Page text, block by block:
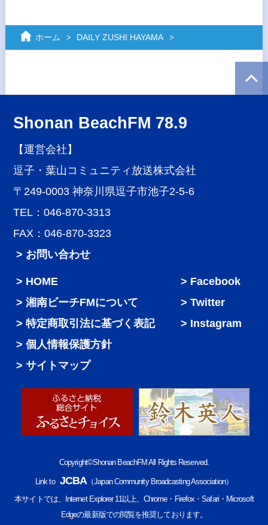
ホーム DAILY ZUSHI HAYAMA
Shonan BeachFM 78.9
【運営会社】
逗子・葉山コミュニティ放送株式会社
〒249-0003 神奈川県逗子市池子2-5-6
TEL：046-870-3313
FAX：046-870-3323
> お問い合わせ
HOME
湘南ビーチFMについて
特定商取引法に基づく表記
個人情報保護方針
サイトマップ
Facebook
Twitter
Instagram
Copyright©Shonan BeachFM All Rights Reserved.
Link to JCBA （Japan Community Broadcasting Association）
本サイトでは、Internet Explorer 11以上、Chrome・Firefox・Safari・Microsoft
Edgeの最新版での閲覧を推奨しております。